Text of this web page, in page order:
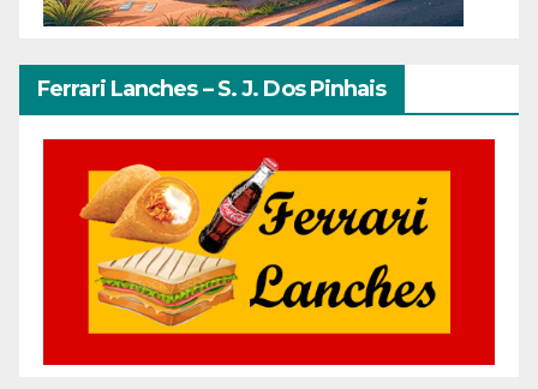
Ferrari Lanches – S. J. Dos Pinhais